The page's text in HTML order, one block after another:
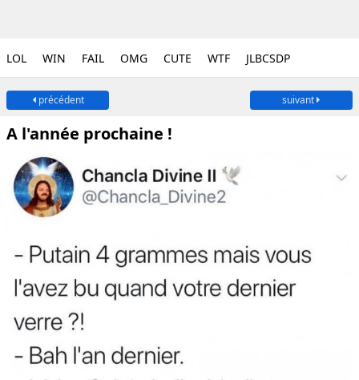
LOL WIN FAIL OMG CUTE WTF JLBCSDP
précédent suivant
A l'année prochaine !